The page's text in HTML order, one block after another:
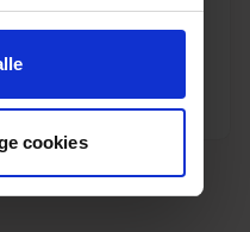
cookies